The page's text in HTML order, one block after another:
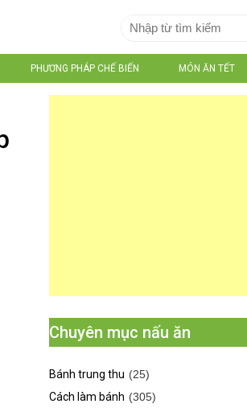
PHƯƠNG PHÁP CHẾ BIẾN MÓN ĂN TẾT
Chuyên mục nấu ăn
Bánh trung thu (25)
Cách làm bánh (305)